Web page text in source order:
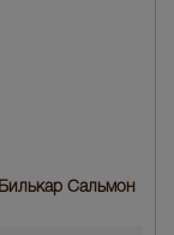
Сальмон